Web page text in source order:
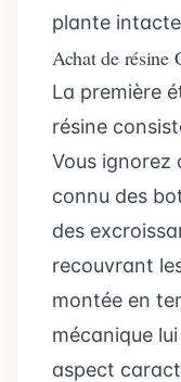
plante
Achat de résine
La première
résine
Vous ignorez
connu des
des
recouvrant
montée en
mécanique
aspect